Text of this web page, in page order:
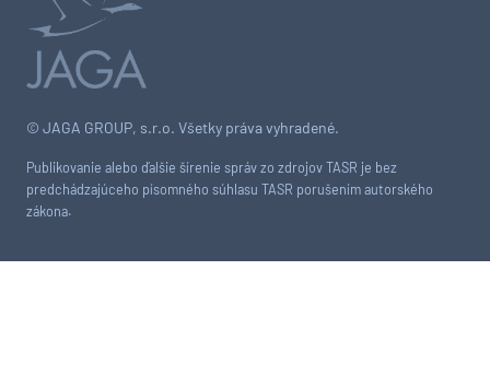
© JAGA GROUP, s.r.o. Všetky práva vyhradené.
Publikovanie alebo ďalšie šírenie správ zo zdrojov TASR je bez
predchádzajúceho písomného súhlasu TASR porušením autorského
zákona.